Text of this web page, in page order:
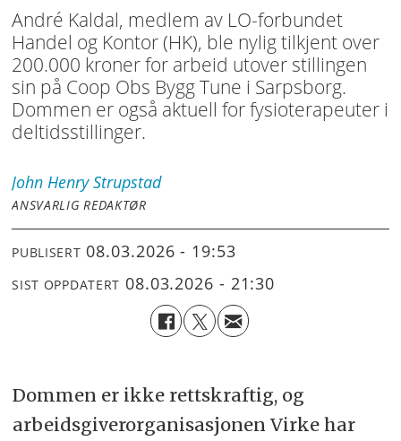
André Kaldal, medlem av LO-forbundet
Handel og Kontor (HK), ble nylig tilkjent over
200.000 kroner for arbeid utover stillingen
sin på Coop Obs Bygg Tune i Sarpsborg.
Dommen er også aktuell for fysioterapeuter i
deltidsstillinger.
John Henry Strupstad
ANSVARLIG REDAKTØR
PUBLISERT 08.03.2026 - 19:53
SIST OPPDATERT 08.03.2026 - 21:30
Dommen er ikke rettskraftig, og
arbeidsgiverorganisasjonen Virke har